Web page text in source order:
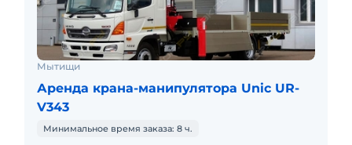
Мытищи
Аренда крана-манипулятора Unic UR-
V343
Минимальное время заказа: 8 ч.